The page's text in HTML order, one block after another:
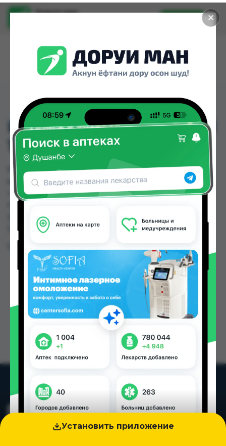
✕
Установить приложение
Доруи ман
Установить
ИБУЛАЙТ КИДС СИРОП
100МЛ
ИБУЛАЙТ КИДС СИРОП 100МЛ можно купить
или заказать в аптеках, Авиценна, Амирӣ, Аптека
+ 24/7, Аптека Алфавит, Аптека Нур (Nur), Аптека
31.10 TJS в Душанбе и других городах
Таджикистана